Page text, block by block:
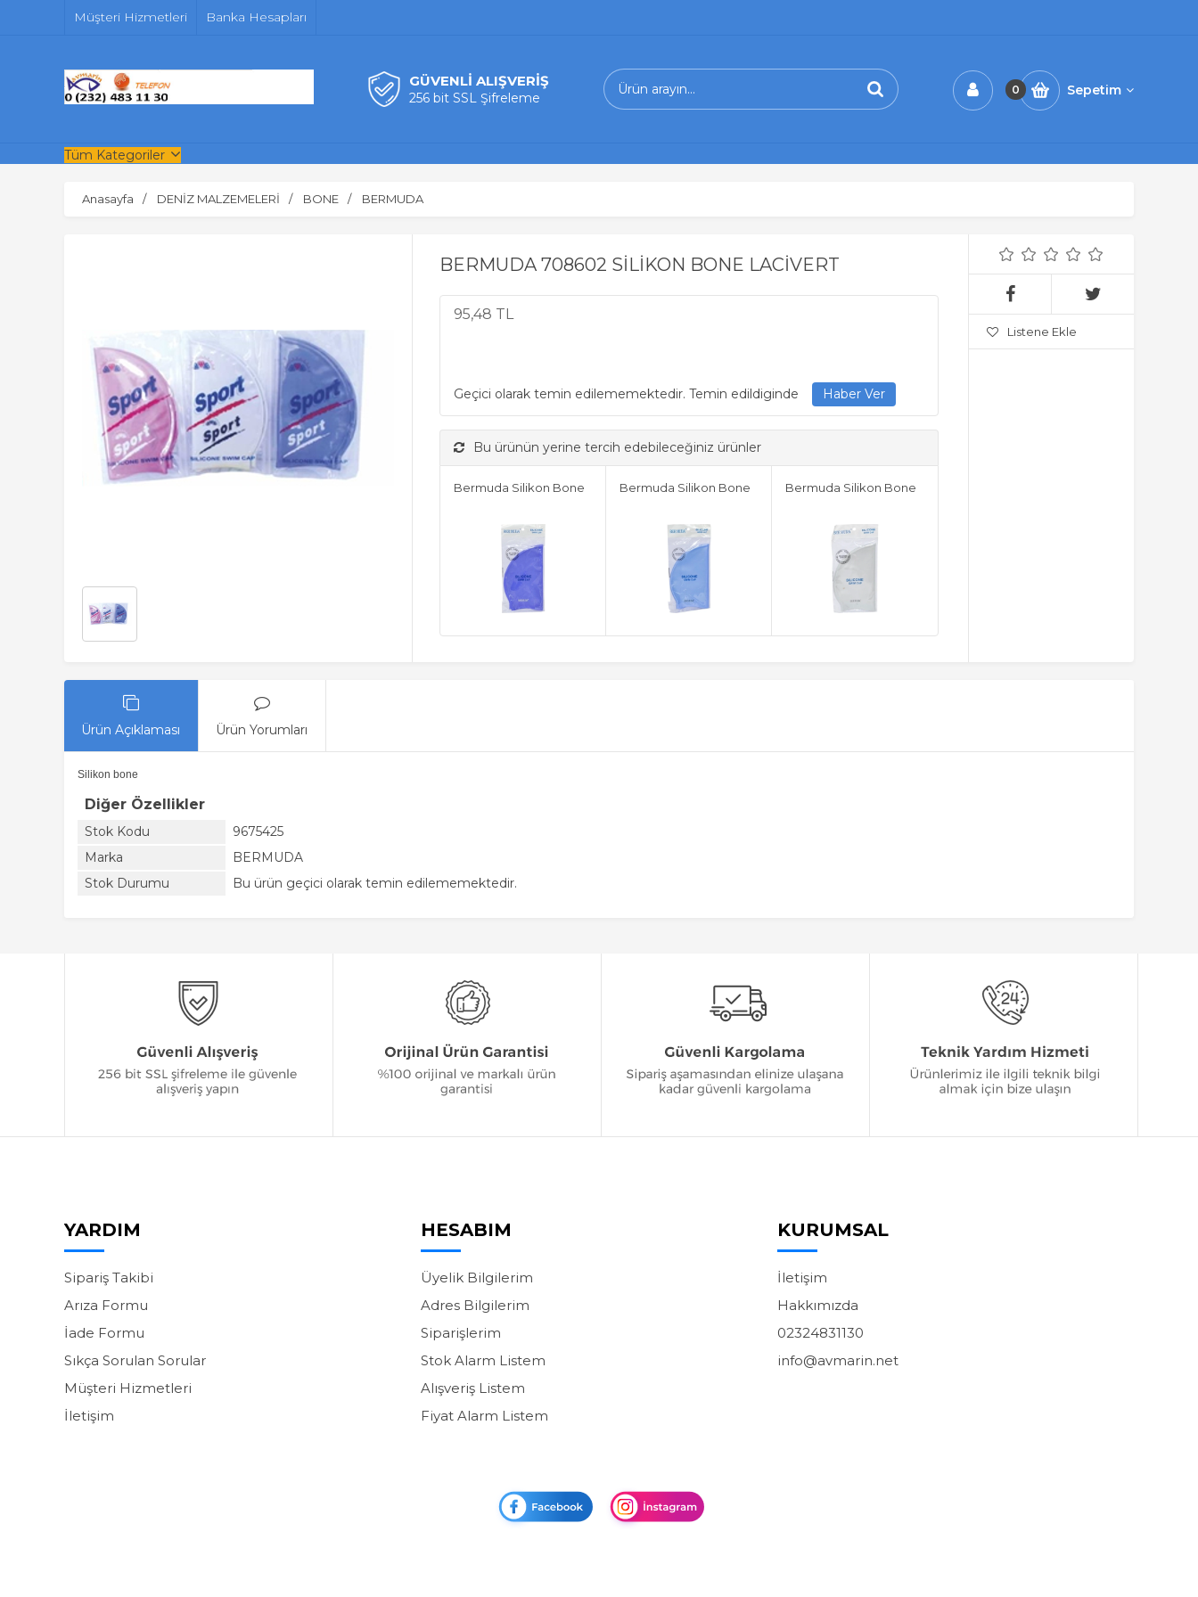
Müşteri Hizmetleri Banka Hesapları
GÜVENLİ ALIŞVERİŞ
256 bit SSL Şifreleme
0 Sepetim
Tüm Kategoriler
Anasayfa DENİZ MALZEMELERİ BONE BERMUDA
BERMUDA 708602 SİLİKON BONE LACİVERT
95,48 TL
Geçici olarak temin edilememektedir. Temin edildiginde
Bu ürünün yerine tercih edebileceğiniz ürünler
Bermuda Silikon Bone Bermuda Silikon Bone Bermuda Silikon Bone
Listene Ekle
Ürün Açıklaması Ürün Yorumları
Silikon bone
Diğer Özellikler
Stok Kodu
9675425
Marka
BERMUDA
Stok Durumu
Bu ürün geçici olarak temin edilememektedir.
YARDIM
Sipariş Takibi
Arıza Formu
İade Formu
Sıkça Sorulan Sorular
Müşteri Hizmetleri
İletişim
HESABIM
Üyelik Bilgilerim
Adres Bilgilerim
Siparişlerim
Stok Alarm Listem
Alışveriş Listem
Fiyat Alarm Listem
KURUMSAL
İletişim
Hakkımızda
02324831130
info@avmarin.net